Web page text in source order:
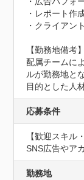
・レポート作
・クライアン
【勤務地備考】
配属チームに
ルが勤務地と
目的とした人
応募条件
【歓迎スキル
SNS広告やア
勤務地